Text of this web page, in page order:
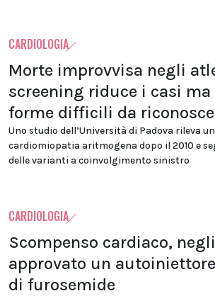
CARDIOLOGIA
Morte improvvisa negli
screening riduce i casi ma
forme difficili da
Uno studio dell’Università di Padova rileva
cardiomiopatia aritmogena dopo il 2010 e
delle varianti a coinvolgimento sinistro
CARDIOLOGIA
Scompenso cardiaco,
approvato un
di furosemide